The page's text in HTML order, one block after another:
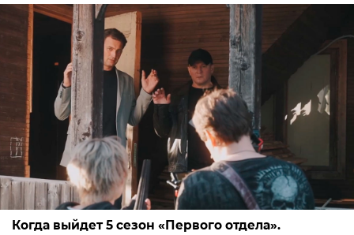
Когда выйдет 5 сезон «Первого отдела».